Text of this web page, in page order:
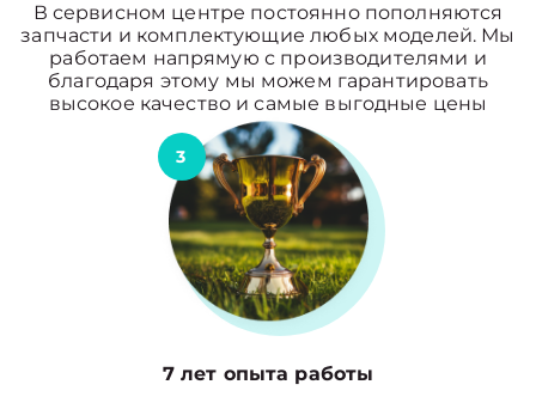
В сервисном центре постоянно пополняются
запчасти и комплектующие любых моделей. Мы
работаем напрямую с производителями и
благодаря этому мы можем гарантировать
высокое качество и самые выгодные цены
3
7 лет опыта работы